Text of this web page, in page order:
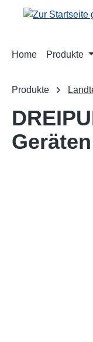
Zur
Home Produkte
Produkte